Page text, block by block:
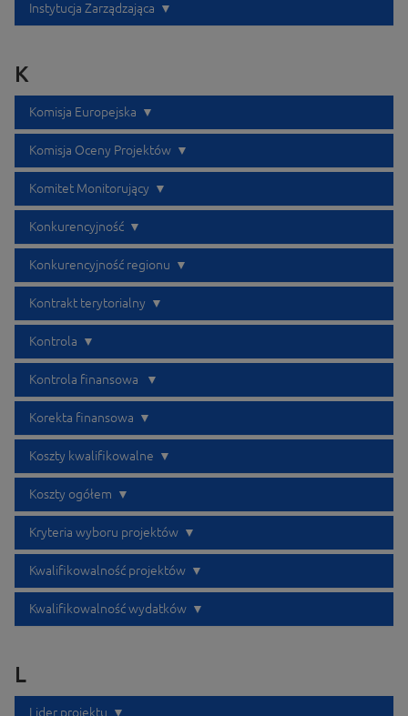
Instytucja Zarządzająca
K
Komisja Europejska
Komisja Oceny Projektów
Komitet Monitorujący
Konkurencyjność
Konkurencyjność regionu
Kontrakt terytorialny
Kontrola
Kontrola finansowa
Korekta finansowa
Koszty kwalifikowalne
Koszty ogółem
Kryteria wyboru projektów
Kwalifikowalność projektów
Kwalifikowalność wydatków
L
Lider projektu